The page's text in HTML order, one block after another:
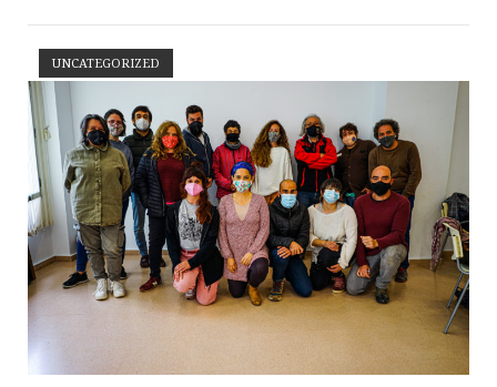
UNCATEGORIZED
Abrir la entrada